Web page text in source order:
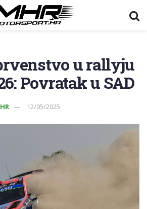
u rallyju
Povratak u SAD
12/05/2025